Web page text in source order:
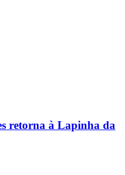
retorna à Lapinha da